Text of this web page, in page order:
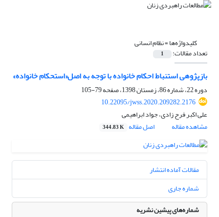
کلیدواژه‌ها =نظام انسانی
تعداد مقالات: 1
بازپژوهی استنباط احکام خانواده با توجه به اصل«استحکام خانواده»
دوره 22، شماره 86، زمستان 1398، صفحه
79-105
10.22095/jwss.2020.209282.2176
علی اکبر فرح زادی، جواد ابراهیمی
مشاهده مقاله
اصل مقاله 344.83 K
مقالات آماده انتشار
شماره جاری
شماره‌های پیشین نشریه